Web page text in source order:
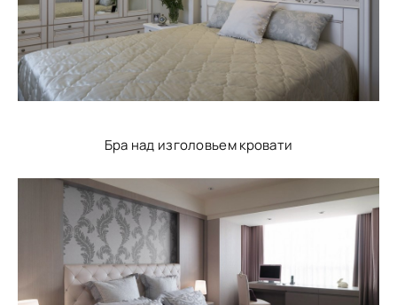
Бра над изголовьем кровати